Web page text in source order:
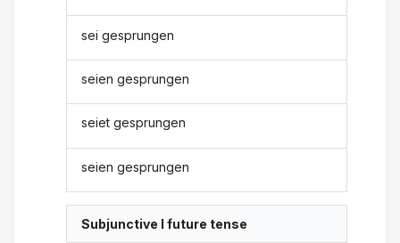
sei gesprungen
seien gesprungen
seiet gesprungen
seien gesprungen
Subjunctive I future tense